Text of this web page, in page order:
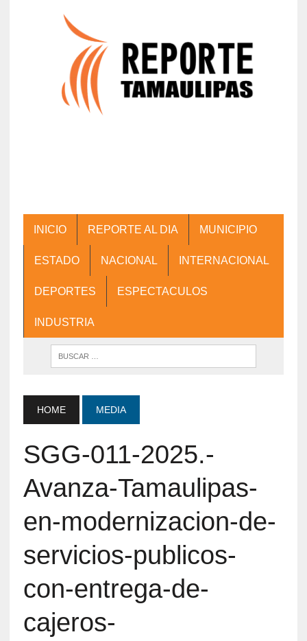
INICIO REPORTE AL DIA MUNICIPIO
ESTADO NACIONAL INTERNACIONAL
DEPORTES ESPECTACULOS
INDUSTRIA
HOME MEDIA
SGG-011-2025.-
Avanza-Tamaulipas-
en-modernizacion-de-
servicios-publicos-
con-entrega-de-
cajeros-